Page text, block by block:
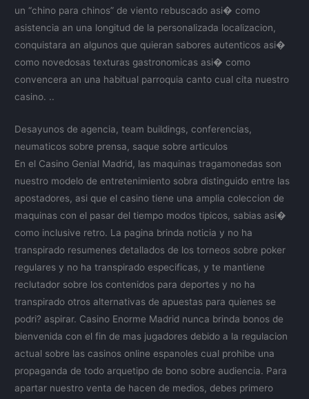
un “chino para chinos” de viento rebuscado asi� como
asistencia an una longitud de la personalizada localizacion,
conquistara an algunos que quieran sabores autenticos asi�
como novedosas texturas gastronomicas asi� como
convencera an una habitual parroquia canto cual cita nuestro
casino. ..
Desayunos de agencia, team buildings, conferencias,
neumaticos sobre prensa, saque sobre articulos
En el Casino Genial Madrid, las maquinas tragamonedas son
nuestro modelo de entretenimiento sobra distinguido entre las
apostadores, asi que el casino tiene una amplia coleccion de
maquinas con el pasar del tiempo modos tipicos, sabias asi�
como inclusive retro. La pagina brinda noticia y no ha
transpirado resumenes detallados de los torneos sobre poker
regulares y no ha transpirado especificas, y te mantiene
reclutador sobre los contenidos para deportes y no ha
transpirado otros alternativas de apuestas para quienes se
podri? aspirar. Casino Enorme Madrid nunca brinda bonos de
bienvenida con el fin de mas jugadores debido a la regulacion
actual sobre las casinos online espanoles cual prohibe una
propaganda de todo arquetipo de bono sobre audiencia. Para
apartar nuestro venta de hacen de medios, debes primero